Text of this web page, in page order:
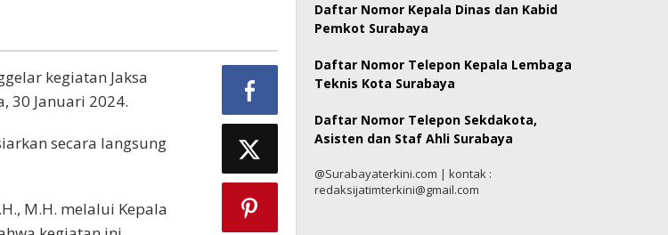
kegiatan Jaksa
30 Januari 2024.
secara langsung
M.H. melalui Kepala
Daftar Nomor Kepala Dinas dan Kabid
Pemkot Surabaya
Daftar Nomor Telepon Kepala Lembaga
Teknis Kota Surabaya
Daftar Nomor Telepon Sekdakota,
Asisten dan Staf Ahli Surabaya
@Surabayaterkini.com | kontak :
redaksijatimterkini@gmail.com